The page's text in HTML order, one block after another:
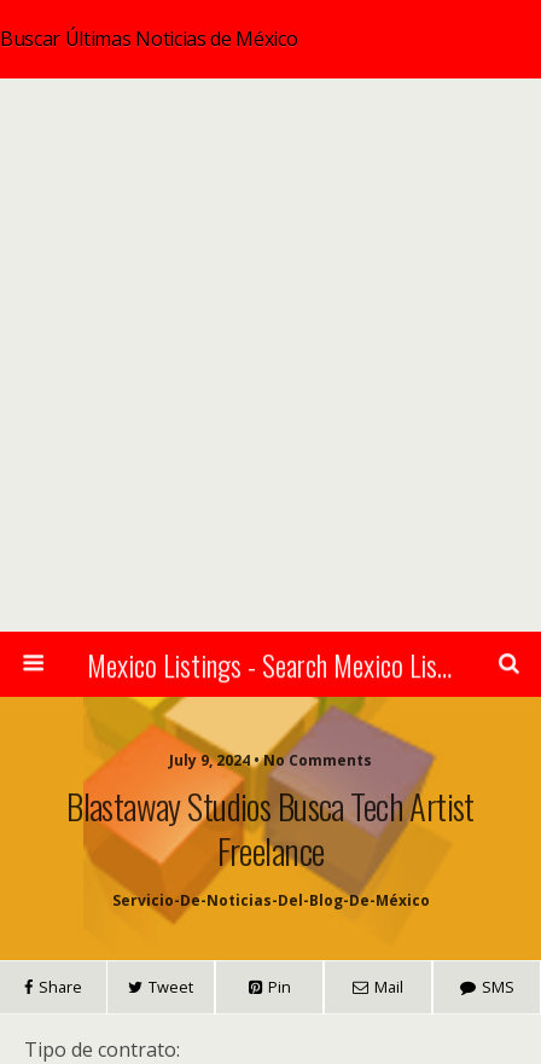
Buscar Últimas Noticias de México
Mexico Listings - Search Mexico Listings Online
July 9, 2024 • No Comments
Blastaway Studios Busca Tech Artist
Freelance
Servicio-De-Noticias-Del-Blog-De-México
Share Tweet Pin Mail SMS
Tipo de contrato: